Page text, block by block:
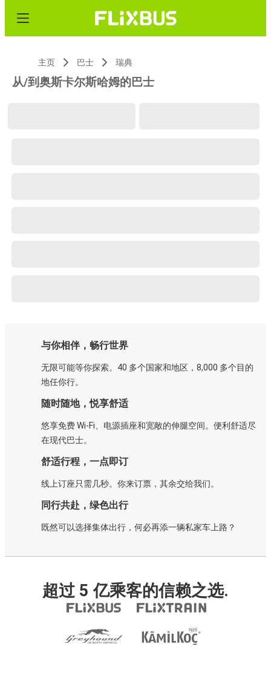
主页 巴士 瑞典
从/到奥斯卡尔斯哈姆的巴士
与你相伴，畅行世界
无限可能等你探索。40 多个国家和地区，8,000 多个目的
地任你行。
随时随地，悦享舒适
悠享免费 Wi-Fi、电源插座和宽敞的伸腿空间。便利舒适尽
在现代巴士。
舒适行程，一点即订
线上订座只需几秒。你来订票，其余交给我们。
同行共赴，绿色出行
既然可以选择集体出行，何必再添一辆私家车上路？
超过 5 亿乘客的信赖之选.